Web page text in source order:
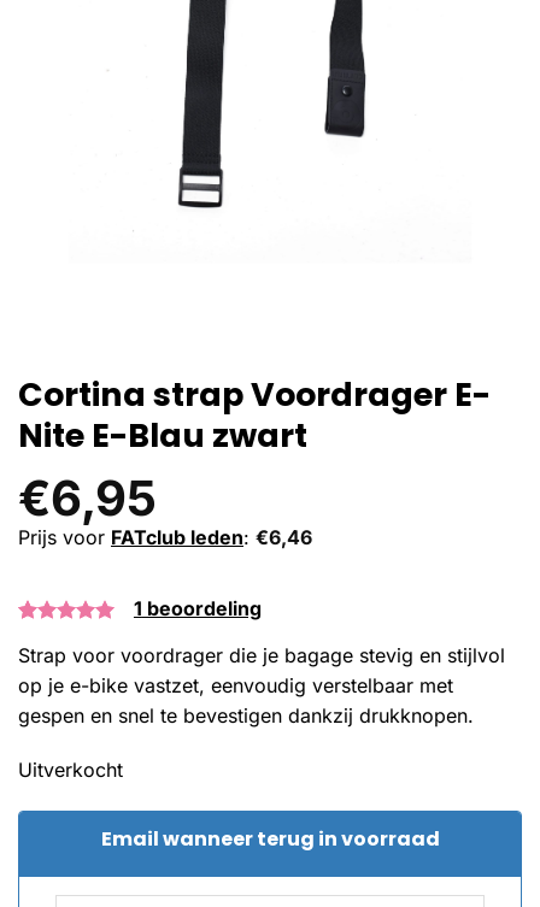
Cortina strap Voordrager E-
Nite E-Blau zwart
€6,95
Prijs voor FATclub leden: €6,46
5.00op 5
gebaseerd
op
klantbeoordeling
1 beoordeling
Strap voor voordrager die je bagage stevig en stijlvol
op je e-bike vastzet, eenvoudig verstelbaar met
gespen en snel te bevestigen dankzij drukknopen.
Uitverkocht
Email wanneer terug in voorraad